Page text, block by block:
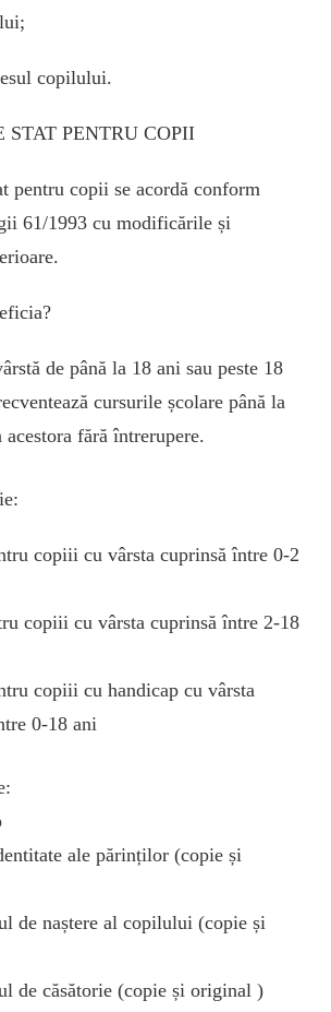
copilului.
PENTRU COPII
pentru copii se acordă conform
61/1993 cu modificările și
de până la 18 ani sau peste 18
cursurile școlare până la
acestora fără întrerupere.
copiii cu vârsta cuprinsă între 0-2
copiii cu vârsta cuprinsă între 2-18
copiii cu handicap cu vârsta
0-18 ani
ale părinților (copie și
naștere al copilului (copie și
căsătorie (copie și original )